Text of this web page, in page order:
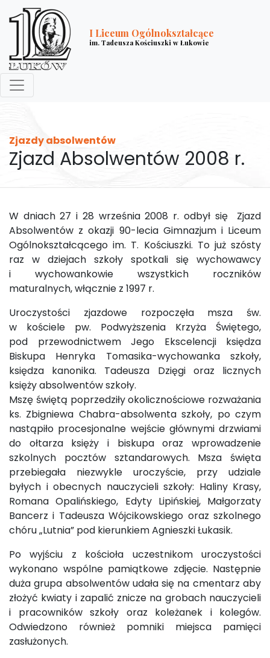
I Liceum Ogólnokształcące
im. Tadeusza Kościuszki w Łukowie
Zjazdy absolwentów
Zjazd Absolwentów 2008 r.
W dniach 27 i 28 września 2008 r. odbył się Zjazd
Absolwentów z okazji 90-lecia Gimnazjum i Liceum
Ogólnokształcącego im. T. Kościuszki. To już szósty
raz w dziejach szkoły spotkali się wychowawcy
i wychowankowie wszystkich roczników
maturalnych, włącznie z 1997 r.
Uroczystości zjazdowe rozpoczęła msza św.
w kościele pw. Podwyższenia Krzyża Świętego,
pod przewodnictwem Jego Ekscelencji księdza
Biskupa Henryka Tomasika-wychowanka szkoły,
księdza kanonika. Tadeusza Dzięgi oraz licznych
księży absolwentów szkoły.
Mszę świętą poprzedziły okolicznościowe rozważania
ks. Zbigniewa Chabra-absolwenta szkoły, po czym
nastąpiło procesjonalne wejście głównymi drzwiami
do ołtarza księży i biskupa oraz wprowadzenie
szkolnych pocztów sztandarowych. Msza święta
przebiegała niezwykle uroczyście, przy udziale
byłych i obecnych nauczycieli szkoły: Haliny Krasy,
Romana Opalińskiego, Edyty Lipińskiej, Małgorzaty
Bancerz i Tadeusza Wójcikowskiego oraz szkolnego
chóru „Lutnia” pod kierunkiem Agnieszki Łukasik.
Po wyjściu z kościoła uczestnikom uroczystości
wykonano wspólne pamiątkowe zdjęcie. Następnie
duża grupa absolwentów udała się na cmentarz aby
złożyć kwiaty i zapalić znicze na grobach nauczycieli
i pracowników szkoły oraz koleżanek i kolegów.
Odwiedzono również pomniki miejsca pamięci
zasłużonych.